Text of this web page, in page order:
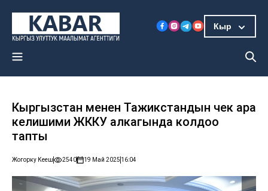
Кыр
Кыргызстан менен Тажикстандын чек ара
келишими ЖККУ алкагында колдоо
тапты
Жогорку Кеңеш 2540 19 Май 2025 16:04